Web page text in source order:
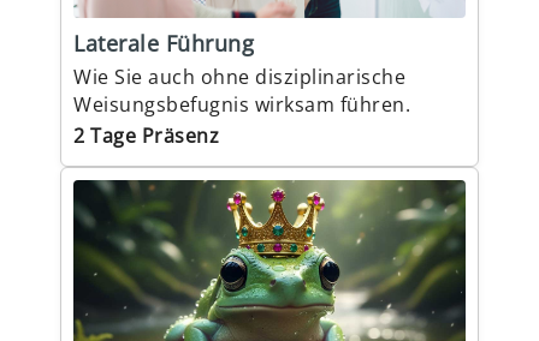
Laterale Führung
Wie Sie auch ohne disziplinarische
Weisungsbefugnis wirksam führen.
2 Tage Präsenz